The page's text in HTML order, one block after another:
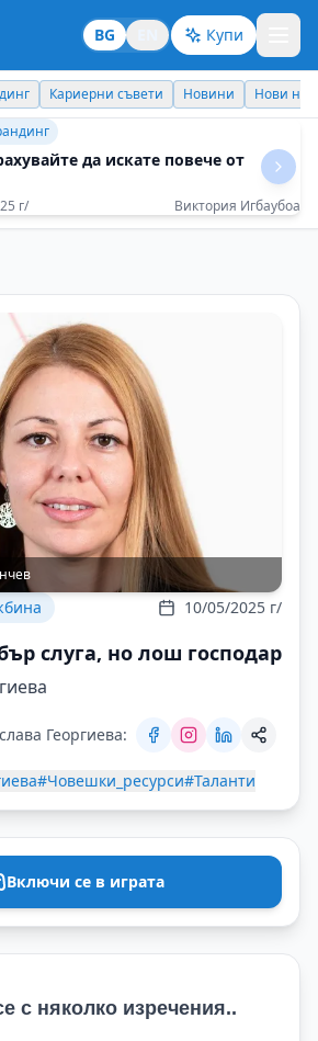
BG Купи
Нови назначения Днес празнува
съвети
е лична декларация, а
признание
г/ Маню Моравенов
10/05/2025 г/
слуга, но лош господар
Георгиева:
#Човешки_ресурси#Таланти
Включи се в играта
с няколко изречения..